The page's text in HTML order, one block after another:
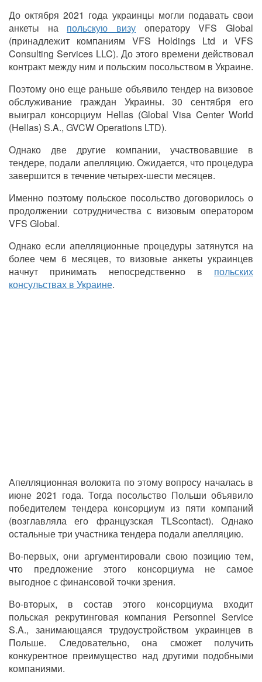
До октября 2021 года украинцы могли подавать свои
анкеты на польскую визу оператору VFS Global
(принадлежит компаниям VFS Holdings Ltd и VFS
Consulting Services LLC). До этого времени действовал
контракт между ним и польским посольством в Украине.
Поэтому оно еще раньше объявило тендер на визовое
обслуживание граждан Украины. 30 сентября его
выиграл консорциум Hellas (Global Visa Center World
(Hellas) S.A., GVCW Operations LTD).
Однако две другие компании, участвовавшие в
тендере, подали апелляцию. Ожидается, что процедура
завершится в течение четырех-шести месяцев.
Именно поэтому польское посольство договорилось о
продолжении сотрудничества с визовым оператором
VFS Global.
Однако если апелляционные процедуры затянутся на
более чем 6 месяцев, то визовые анкеты украинцев
начнут принимать непосредственно в польских
консульствах в Украине.
Апелляционная волокита по этому вопросу началась в
июне 2021 года. Тогда посольство Польши объявило
победителем тендера консорциум из пяти компаний
(возглавляла его французская TLScontact). Однако
остальные три участника тендера подали апелляцию.
Во-первых, они аргументировали свою позицию тем,
что предложение этого консорциума не самое
выгодное с финансовой точки зрения.
Во-вторых, в состав этого консорциума входит
польская рекрутинговая компания Personnel Service
S.A., занимающаяся трудоустройством украинцев в
Польше. Следовательно, она сможет получить
конкурентное преимущество над другими подобными
компаниями.